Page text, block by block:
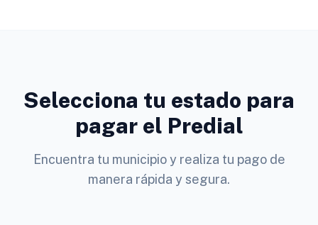
Selecciona tu estado para
pagar el Predial
Encuentra tu municipio y realiza tu pago de
manera rápida y segura.